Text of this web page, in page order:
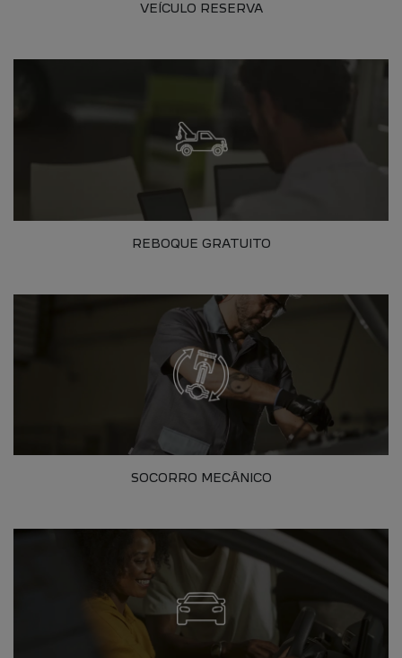
VEÍCULO RESERVA
REBOQUE GRATUITO
SOCORRO MECÂNICO